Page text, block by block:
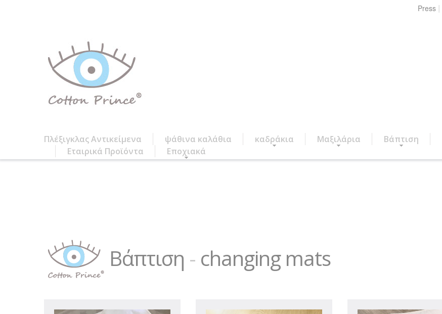
Press |
Πλέξιγκλας Αντικείμενα ψάθινα καλάθια καδράκια Μαξιλάρια Βάπτιση
Εταιρικά Προϊόντα
Εποχιακά
Βάπτιση - changing mats